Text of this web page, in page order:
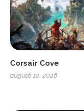
Corsair Cove
augusti 10, 2026